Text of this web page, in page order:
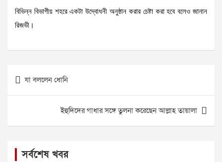
বিভিন্ন বিভাগীয় শহরে একটা উদ্বোধনী অনুষ্ঠান করার চেষ্টা করা হবে বলেও জানান
রিজভী।
Post
navigation
যা বললেন ধোনি
ইহুদিদের গাধার সঙ্গে তুলনা করেছেন আল্লাহ তায়ালা
সর্বশেষ খবর